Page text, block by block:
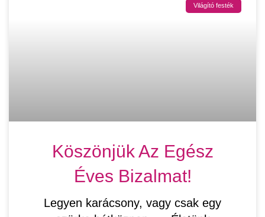
Világító festék
Köszönjük Az Egész
Éves Bizalmat!
Legyen karácsony, vagy csak egy